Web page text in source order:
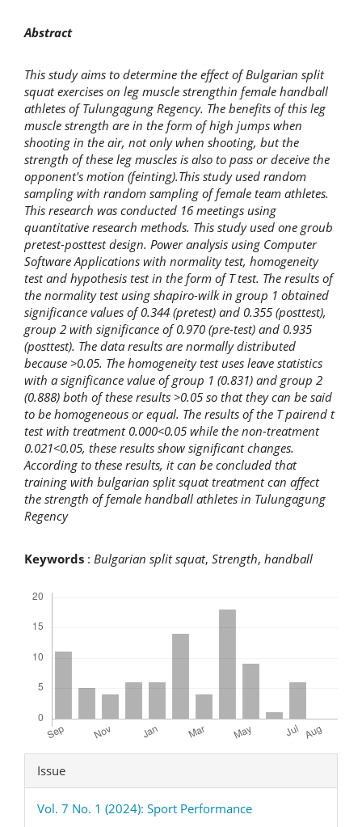
Abstract
This study aims to determine the effect of Bulgarian split
squat exercises on leg muscle strengthin female handball
athletes of Tulungagung Regency. The benefits of this leg
muscle strength are in the form of high jumps when
shooting in the air, not only when shooting, but the
strength of these leg muscles is also to pass or deceive the
opponent's motion (feinting).This study used random
sampling with random sampling of female team athletes.
This research was conducted 16 meetings using
quantitative research methods. This study used one groub
pretest-posttest design. Power analysis using Computer
Software Applications with normality test, homogeneity
test and hypothesis test in the form of T test. The results of
the normality test using shapiro-wilk in group 1 obtained
significance values of 0.344 (pretest) and 0.355 (posttest),
group 2 with significance of 0.970 (pre-test) and 0.935
(posttest). The data results are normally distributed
because >0.05. The homogeneity test uses leave statistics
with a significance value of group 1 (0.831) and group 2
(0.888) both of these results >0.05 so that they can be said
to be homogeneous or equal. The results of the T pairend t
test with treatment 0.000<0.05 while the non-treatment
0.021<0.05, these results show significant changes.
According to these results, it can be concluded that
training with bulgarian split squat treatment can affect
the strength of female handball athletes in Tulungagung
Regency
Keywords : Bulgarian split squat, Strength, handball
Article
Details
Issue
Vol. 7 No. 1 (2024): Sport Performance